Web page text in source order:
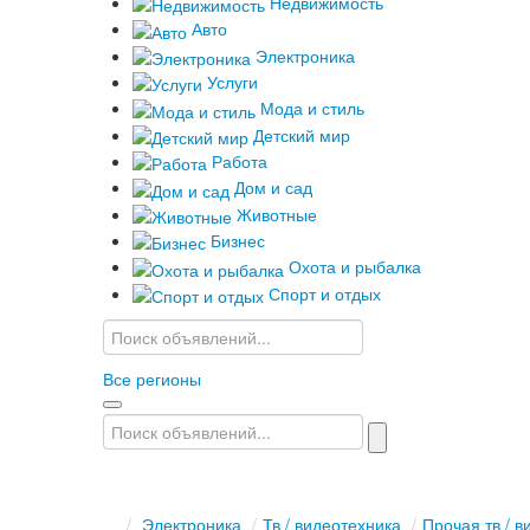
Авто
Электроника
Услуги
Мода и стиль
Детский мир
Работа
Дом и сад
Животные
Бизнес
Охота и рыбалка
Спорт и отдых
Все регионы
/ Электроника / Тв / видеотехника / Прочая тв /